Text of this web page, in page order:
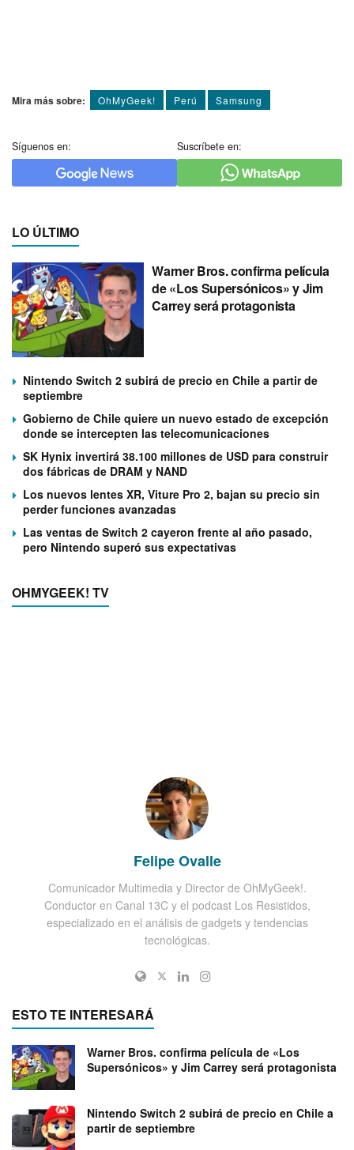
Mira más sobre: OhMyGeek! Perú Samsung
Síguenos en: Suscríbete en:
LO ÚLTIMO
Warner Bros. confirma película
de «Los Supersónicos» y Jim
Carrey será protagonista
Nintendo Switch 2 subirá de precio en Chile a partir de
septiembre
Gobierno de Chile quiere un nuevo estado de excepción
donde se intercepten las telecomunicaciones
SK Hynix invertirá 38.100 millones de USD para construir
dos fábricas de DRAM y NAND
Los nuevos lentes XR, Viture Pro 2, bajan su precio sin
perder funciones avanzadas
Las ventas de Switch 2 cayeron frente al año pasado,
pero Nintendo superó sus expectativas
OHMYGEEK! TV
Felipe Ovalle
Comunicador Multimedia y Director de OhMyGeek!.
Conductor en Canal 13C y el podcast Los Resistidos,
especializado en el análisis de gadgets y tendencias
tecnológicas.
ESTO TE INTERESARÁ
Warner Bros. confirma película de «Los
Supersónicos» y Jim Carrey será protagonista
Nintendo Switch 2 subirá de precio en Chile a
partir de septiembre